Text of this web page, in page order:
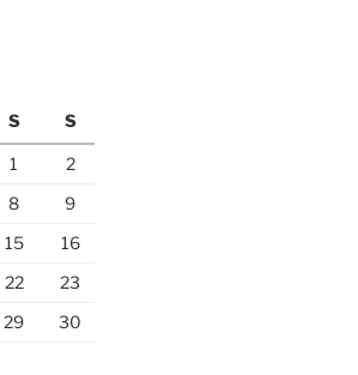
S S
1
2
8
9
15
16
22
23
29
30